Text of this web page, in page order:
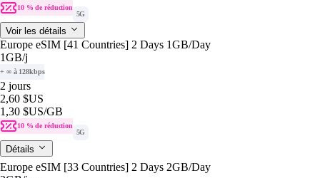
10 % de réduction
5G
Voir les détails
Europe eSIM [41 Countries] 2 Days 1GB/Day
1GB/j
+ ∞ à 128kbps
2 jours
2,60 $US
1,30 $US/GB
10 % de réduction
5G
Détails
Europe eSIM [33 Countries] 2 Days 2GB/Day